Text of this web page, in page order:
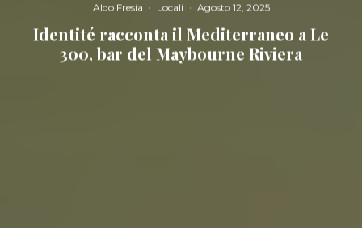
Aldo Fresia · Locali · Agosto 12, 2025
Identité racconta il Mediterraneo a Le
300, bar del Maybourne Riviera